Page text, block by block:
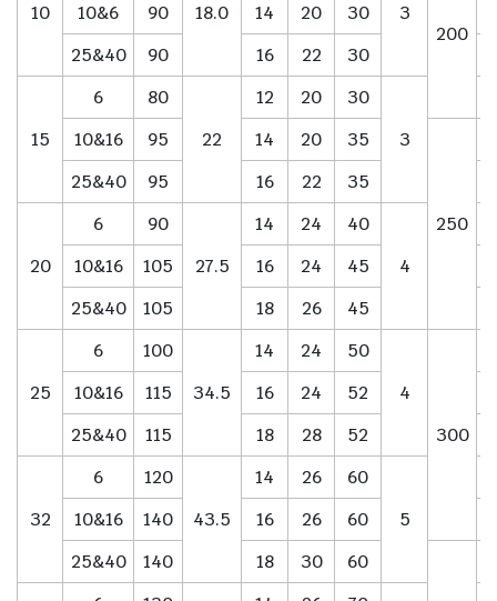
10
18.0
3
200
10&6 90 14 20 30
25&40
90 16 22 30
15
6
80
22
12 20
30
3
10&16 95 14 20 35
250
25&40 95 16 22 35
20
6
90
27.5
14 24
40
4
10&16 105 16 24
45
25&40
105 18 26 45
25
6
100
34.5
14 24
50
4
300
10&16 115 16 24
52
25&40
115 18 28 52
32
6
120
43.5
14 26
60
5
10&16 140 16 26
60
25&40
140 18 30
60